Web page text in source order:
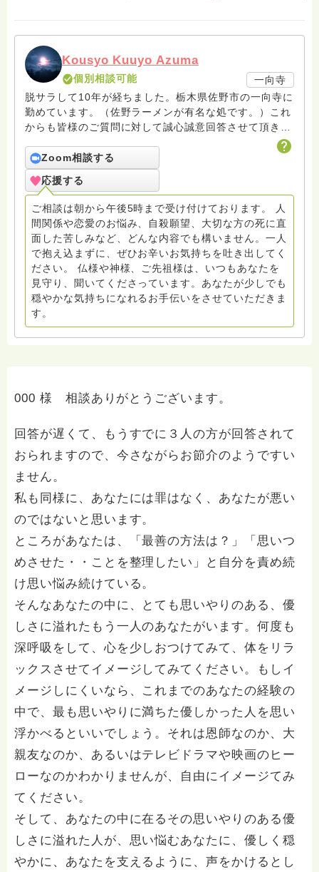
Kousyo Kuuyo Azuma
個別相談可能
一向寺
脱サラして10年が経ちました。栃木県佐野市の一向寺に
勤めています。（佐野ラーメンが有名な処です。）これ
からも皆様のご質問に対して誠心誠意回答させて頂きた
いと存じます。まだまだ修行中の身ですので至らぬ点あ
ろうかとは存じますが共に精進して参りましょうね。お
寺にもお気軽に遊びに来てください。
Zoom相談する
応援する
ご相談は朝から午後5時まで受け付けております。 人
間関係や恋愛のお悩み、自殺願望、大切な方の死に直
面した苦しみなど、どんな内容でも構いません。一人
で抱え込まずに、ぜひお辛いお気持ちを吐き出してく
ださい。 仏様や神様、ご先祖様は、いつもあなたを
見守り、聞いてくださっています。あなたが少しでも
穏やかな気持ちになれるお手伝いをさせていただきま
す。
000 様 相談ありがとうございます。
回答が遅くて、もうすでに３人の方が回答されて
おられますので、今さながらお節介のようですい
ません。
私も同様に、あなたには罪はなく、あなたが悪い
のではないと思います。
ところがあなたは、「最善の方法は？」「思いつ
めさせた・・ことを整理したい」と自分を責め続
け思い悩み続けている。
そんなあなたの中に、とても思いやりのある、優
しさに溢れたもう一人のあなたがいます。何度も
深呼吸をして、心を少しおつけてみて、体をリラ
ックスさせてイメージしてみてください。もしイ
メージしにくいなら、これまでのあなたの経験の
中で、最も思いやりに満ちた優しかった人を思い
浮かべるといいでしょう。それは恩師なのか、大
親友なのか、あるいはテレビドラマや映画のヒー
ローなのかわかりませんが、自由にイメージてみ
てください。
そして、あなたの中に在るその思いやりのある優
しさに溢れた人が、思い悩むあなたに、優しく穏
やかに、あなたを支えるように、声をかけるとし